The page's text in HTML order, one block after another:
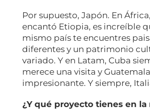
Por supuesto, Japón. En
encantó Etiopia, es increíble
mismo país te encuentres
diferentes y un patrimonio
variado. Y en Latam, Cuba
merece una visita y
impresionante. Y siempre,
¿Y qué proyecto tienes en la